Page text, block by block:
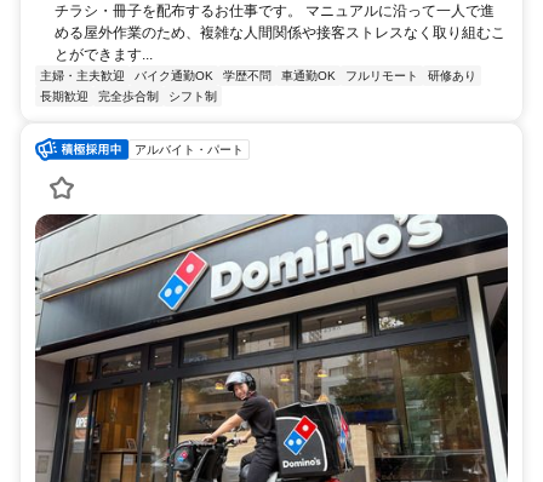
チラシ・冊子を配布するお仕事です。 マニュアルに沿って一人で進
める屋外作業のため、複雑な人間関係や接客ストレスなく取り組むこ
とができます...
主婦・主夫歓迎 バイク通勤OK 学歴不問 車通勤OK フルリモート
研修あり
長期歓迎
完全歩合制 シフト制
アルバイト・パート